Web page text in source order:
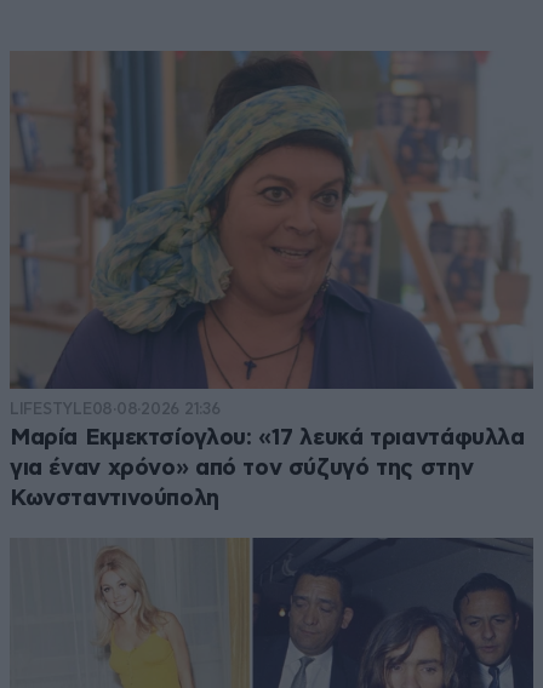
LIFESTYLE08·08·2026 21:36
Μαρία Εκμεκτσίογλου: «17 λευκά τριαντάφυλλα
για έναν χρόνο» από τον σύζυγό της στην
Κωνσταντινούπολη